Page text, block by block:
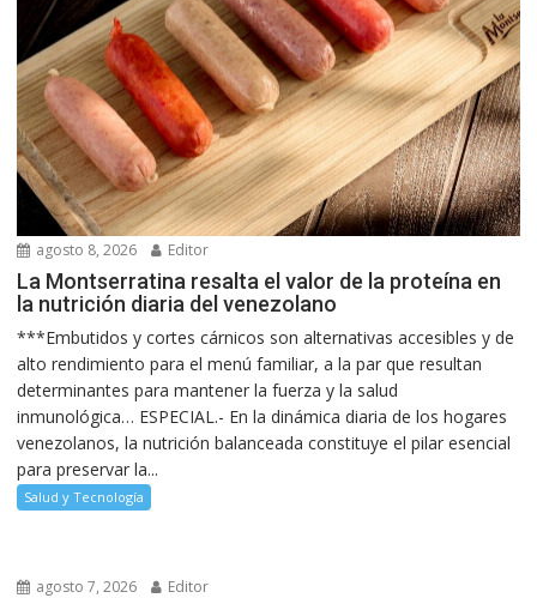
agosto 8, 2026 Editor
La Montserratina resalta el valor de la proteína en
la nutrición diaria del venezolano
***Embutidos y cortes cárnicos son alternativas accesibles y de
alto rendimiento para el menú familiar, a la par que resultan
determinantes para mantener la fuerza y la salud
inmunológica… ESPECIAL.- En la dinámica diaria de los hogares
venezolanos, la nutrición balanceada constituye el pilar esencial
para preservar la...
Salud y Tecnología
agosto 7, 2026 Editor